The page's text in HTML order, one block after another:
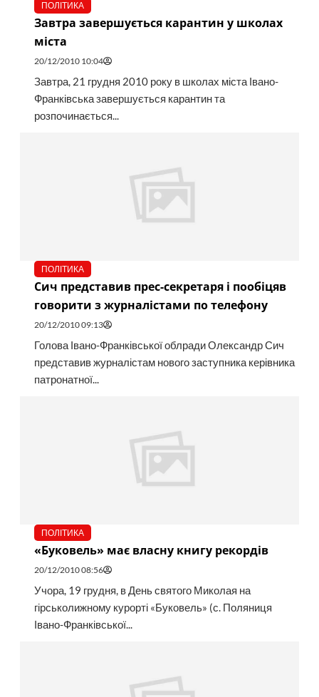
ПОЛІТИКА
Завтра завершується карантин у школах
міста
20/12/2010 10:04
Завтра, 21 грудня 2010 року в школах міста Івано-
Франківська завершується карантин та
розпочинається...
ПОЛІТИКА
Сич представив прес-секретаря і пообіцяв
говорити з журналістами по телефону
20/12/2010 09:13
Голова Івано-Франківської облради Олександр Сич
представив журналістам нового заступника керівника
патронатної...
ПОЛІТИКА
«Буковель» має власну книгу рекордів
20/12/2010 08:56
Учора, 19 грудня, в День святого Миколая на
гірськолижному курорті «Буковель» (с. Поляниця
Івано-Франківської...